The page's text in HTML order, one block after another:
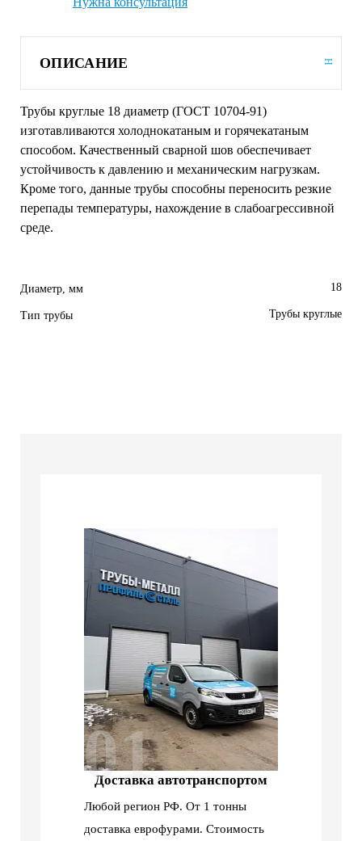
ОПИСАНИЕ
Трубы круглые 18 диаметр (ГОСТ 10704-91)
изготавливаются холоднокатаным и горячекатаным
способом. Качественный сварной шов обеспечивает
устойчивость к давлению и механическим нагрузкам.
Кроме того, данные трубы способны переносить резкие
перепады температуры, нахождение в слабоагрессивной
среде.
Диаметр, мм 18
Тип трубы Трубы круглые
01
Доставка автотранспортом
Любой регион РФ. От 1 тонны
доставка еврофурами. Стоимость